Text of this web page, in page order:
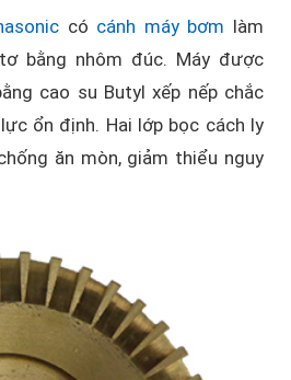
có cánh máy bơm làm
bằng nhôm đúc. Máy được
cao su Butyl xếp nếp chắc
ổn định. Hai lớp bọc cách ly
ăn mòn, giảm thiểu nguy